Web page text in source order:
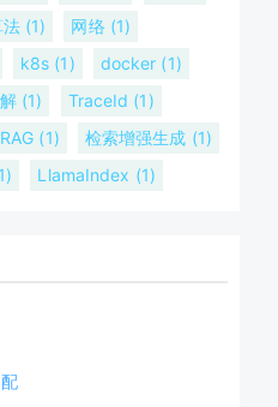
(1)
网络 (1)
k8s (1)
docker (1)
(1)
TraceId (1)
RAG (1)
检索增强生成 (1)
LlamaIndex (1)